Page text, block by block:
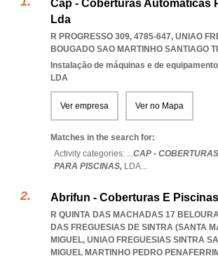
Cap - Coberturas Automáticas
Lda
R PROGRESSO 309, 4785-647, UNIAO
BOUGADO SAO MARTINHO SANTIAGO
Instalação de máquinas e de
LDA
Ver empresa Ver no Mapa
Matches in the search for:
Activity categories: ...CAP -
PARA PISCINAS, LDA...
Abrifun - Coberturas E
R QUINTA DAS MACHADAS 17
DAS FREGUESIAS DE SINTRA (SANTA
MIGUEL, UNIAO FREGUESIAS SINTRA
MIGUEL MARTINHO PEDRO